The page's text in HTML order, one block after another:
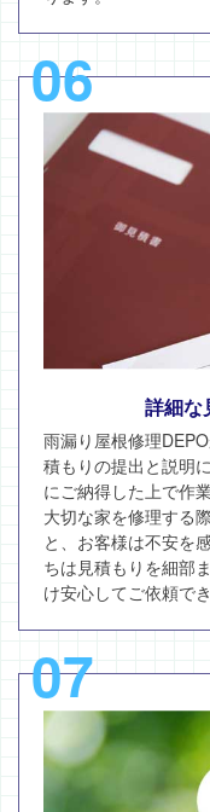
06
詳細な
雨漏り屋根修理
積もりの提出と説明
にご納得した上で作
大切な家を修理する
と、お客様は不安を
ちは見積もりを細部
け安心してご依頼で
07